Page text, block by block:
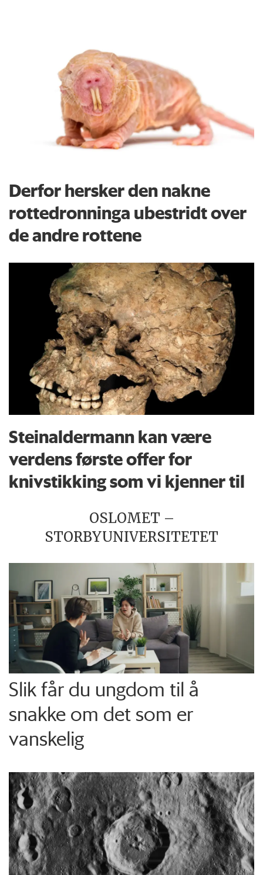
Derfor hersker den nakne
rottedronninga ubestridt over
de andre rottene
Steinaldermann kan være
verdens første offer for
knivstikking som vi kjenner til
OSLOMET –
STORBYUNIVERSITETET
Slik får du ungdom til å
snakke om det som er
vanskelig